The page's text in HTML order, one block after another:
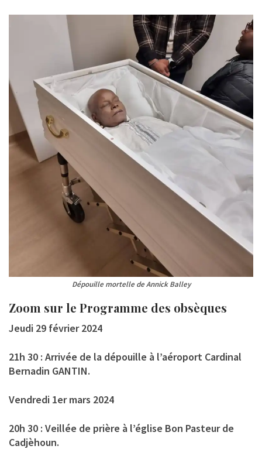
Dépouille mortelle de Annick Balley
Zoom sur le Programme des obsèques
Jeudi 29 février 2024
21h 30 : Arrivée de la dépouille à l’aéroport Cardinal
Bernadin GANTIN.
Vendredi 1er mars 2024
20h 30 : Veillée de prière à l’église Bon Pasteur de
Cadjèhoun.